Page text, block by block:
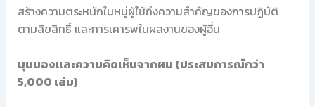
สร้างความตระหนักในหมู่ผู้ใช้ถึงความสำคัญของการปฏิบัติ
ตามลิขสิทธิ์ และการเคารพในผลงานของผู้อื่น
มุมมองและความคิดเห็นจากผม (ประสบการณ์กว่า
5,000 เล่ม)